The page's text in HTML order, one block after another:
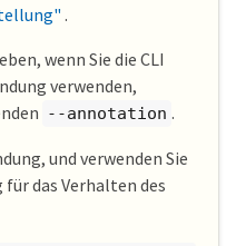
.
wenn Sie die CLI
verwenden,
--annotation .
und verwenden Sie
das Verhalten des